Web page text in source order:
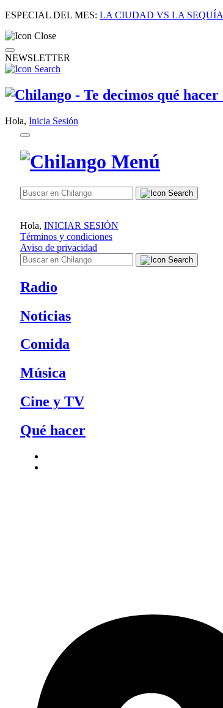
ESPECIAL DEL MES: LA CIUDAD VS LA SEQUÍA
NEWSLETTER
Hola, Inicia Sesión
Hola, INICIAR SESIÓN
Términos y condiciones
Aviso de privacidad
Radio
Noticias
Comida
Música
Cine y TV
Qué hacer